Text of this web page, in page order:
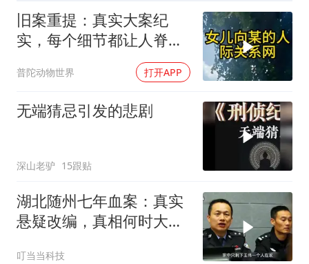
旧案重提：真实大案纪
实，每个细节都让人脊背
普陀动物世界 打开APP
无端猜忌引发的悲剧
深山老驴 15跟贴
湖北随州七年血案：真实
悬疑改编，真相何时大
叮当当科技